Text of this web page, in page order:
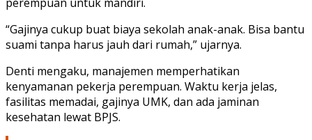
“Gajinya cukup buat biaya sekolah anak-anak. Bisa bantu
suami tanpa harus jauh dari rumah,” ujarnya.
Denti mengaku, manajemen memperhatikan
kenyamanan pekerja perempuan. Waktu kerja jelas,
fasilitas memadai, gajinya UMK, dan ada jaminan
kesehatan lewat BPJS.